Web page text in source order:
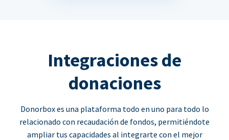
Integraciones de
donaciones
Donorbox es una plataforma todo en uno para todo lo
relacionado con recaudación de fondos, permitiéndote
ampliar tus capacidades al integrarte con el mejor